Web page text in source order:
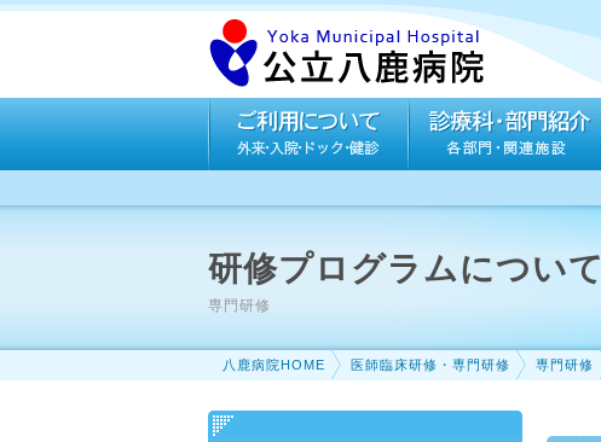
研修プログラムについて
専門研修
八鹿病院HOME 医師臨床研修・専門研修 専門研修